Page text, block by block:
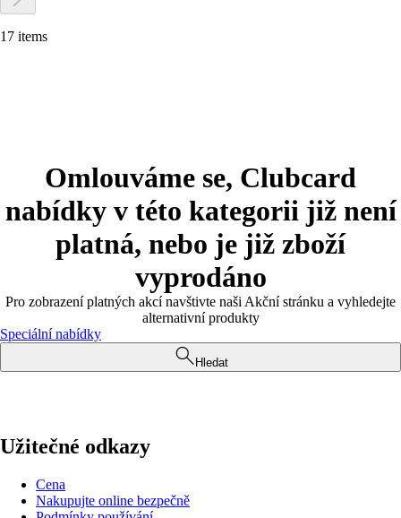
17 items
Omlouváme se, Clubcard
nabídky v této kategorii již není
platná, nebo je již zboží
vyprodáno
Pro zobrazení platných akcí navštivte naši Akční stránku a vyhledejte
alternativní produkty
Speciální nabídky
Hledat
Užitečné odkazy
Cena
Nakupujte online bezpečně